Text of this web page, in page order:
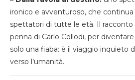
ironico e avventuroso, che continua
spettatori di tutte le età. Il racconto
penna di Carlo Collodi, per
solo una fiaba: è il viaggio inquieto
verso l’umanità.